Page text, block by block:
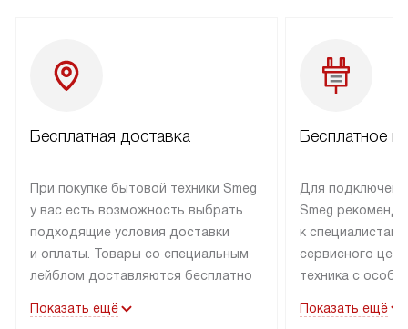
Бесплатная доставка
При покупке бытовой техники Smeg
у вас есть возможность выбрать
подходящие условия доставки
и оплаты. Товары со специальным
лейблом доставляются бесплатно
до подъезда. Доставка за пределы
Показать ещё
Бесплатное
Для
Smeg
к специалистам
сервисного
техника с
коммуникациям.
Показать ещё